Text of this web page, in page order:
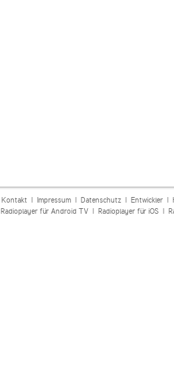
Kontakt| Impressum| Datenschutz| Entwickler|
Radioplayer für Android TV| Radioplayer für iOS|